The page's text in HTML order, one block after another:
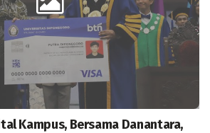
Kampus, Bersama Danantara,